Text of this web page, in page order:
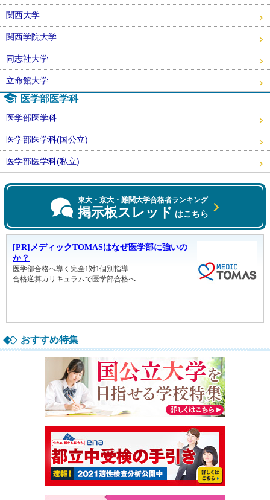
関西大学
関西学院大学
同志社大学
立命館大学
医学部医学科
医学部医学科
医学部医学科(国公立)
医学部医学科(私立)
東大・京大・難関大学合格者ランキング
掲示板スレッド はこちら
おすすめ特集